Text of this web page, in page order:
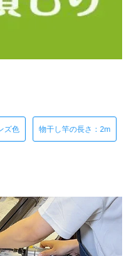
ズ色 物干し竿の長さ：2m